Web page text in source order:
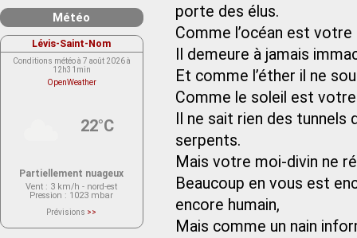
porte des élus.
Comme l’océan est votre
Il demeure à jamais
Et comme l’éther il ne
Comme le soleil est
Il ne sait rien des
serpents.
Mais votre moi-divin ne
Beaucoup en vous est
encore humain,
Mais comme un nain
Météo
Lévis-Saint-Nom
Conditions météo à 7 août 2026 à
12h31min
OpenWeather
22°C
Partiellement nuageux
Vent : 3 km/h - nord-est
Pression : 1023 mbar
Prévisions >>
actuellement aucune prévision